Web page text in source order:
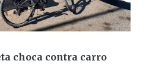
choca contra carro